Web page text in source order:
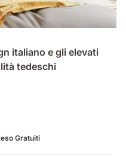
italiano e gli elevati
tedeschi
Gratuiti